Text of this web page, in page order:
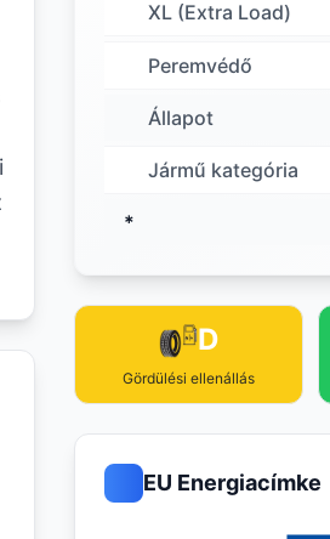
XL (Extra Load)
Peremvédő
Állapot
Jármű kategória
*
D
Gördülési ellenállás
EU Energiacímke